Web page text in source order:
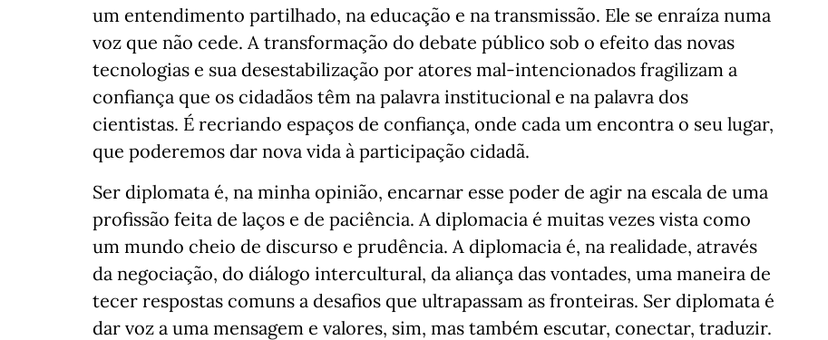
um entendimento partilhado, na educação e na transmissão. Ele se enraíza numa
voz que não cede. A transformação do debate público sob o efeito das novas
tecnologias e sua desestabilização por atores mal-intencionados fragilizam a
confiança que os cidadãos têm na palavra institucional e na palavra dos
cientistas. É recriando espaços de confiança, onde cada um encontra o seu lugar,
que poderemos dar nova vida à participação cidadã.
Ser diplomata é, na minha opinião, encarnar esse poder de agir na escala de uma
profissão feita de laços e de paciência. A diplomacia é muitas vezes vista como
um mundo cheio de discurso e prudência. A diplomacia é, na realidade, através
da negociação, do diálogo intercultural, da aliança das vontades, uma maneira de
tecer respostas comuns a desafios que ultrapassam as fronteiras. Ser diplomata é
dar voz a uma mensagem e valores, sim, mas também escutar, conectar, traduzir.